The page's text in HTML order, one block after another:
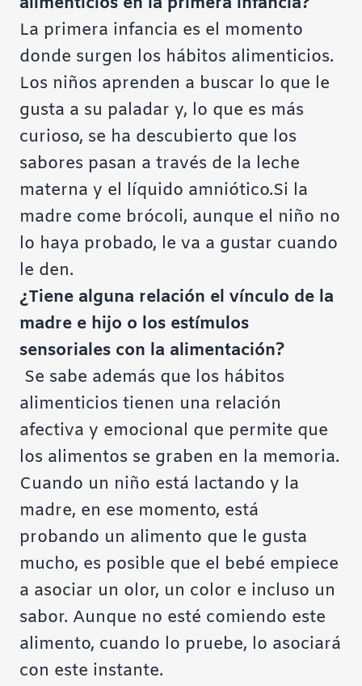
La primera infancia es el momento
donde surgen los hábitos alimenticios.
Los niños aprenden a buscar lo que le
gusta a su paladar y, lo que es más
curioso, se ha descubierto que los
sabores pasan a través de la leche
materna y el líquido amniótico.Si la
madre come brócoli, aunque el niño no
lo haya probado, le va a gustar cuando
le den.
¿Tiene alguna relación el vínculo de la
madre e hijo o los estímulos
sensoriales con la alimentación?
Se sabe además que los hábitos
alimenticios tienen una relación
afectiva y emocional que permite que
los alimentos se graben en la memoria.
Cuando un niño está lactando y la
madre, en ese momento, está
probando un alimento que le gusta
mucho, es posible que el bebé empiece
a asociar un olor, un color e incluso un
sabor. Aunque no esté comiendo este
alimento, cuando lo pruebe, lo asociará
con este instante.